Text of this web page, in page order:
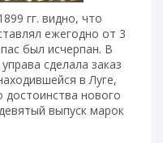
гг. видно, что
ежегодно от 3
был исчерпан. В
сделала заказ
в Луге,
достоинства нового
выпуск марок